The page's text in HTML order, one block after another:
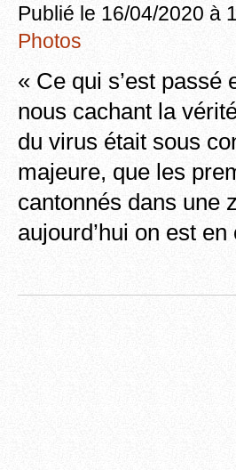
Publié le 16/04/2020 à
Photos
« Ce qui s’est passé
nous cachant la
du virus était sous
majeure, que les
cantonnés dans une
aujourd’hui on est